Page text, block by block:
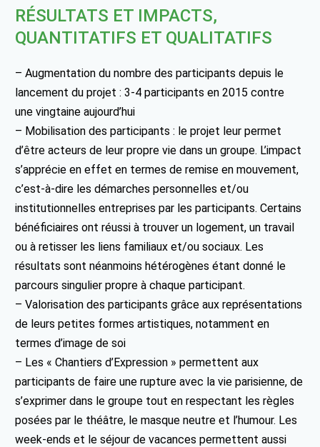
RÉSULTATS ET IMPACTS,
QUANTITATIFS ET QUALITATIFS
– Augmentation du nombre des participants depuis le
lancement du projet : 3-4 participants en 2015 contre
une vingtaine aujourd’hui
– Mobilisation des participants : le projet leur permet
d’être acteurs de leur propre vie dans un groupe. L’impact
s’apprécie en effet en termes de remise en mouvement,
c’est-à-dire les démarches personnelles et/ou
institutionnelles entreprises par les participants. Certains
bénéficiaires ont réussi à trouver un logement, un travail
ou à retisser les liens familiaux et/ou sociaux. Les
résultats sont néanmoins hétérogènes étant donné le
parcours singulier propre à chaque participant.
– Valorisation des participants grâce aux représentations
de leurs petites formes artistiques, notamment en
termes d’image de soi
– Les « Chantiers d’Expression » permettent aux
participants de faire une rupture avec la vie parisienne, de
s’exprimer dans le groupe tout en respectant les règles
posées par le théâtre, le masque neutre et l’humour. Les
week-ends et le séjour de vacances permettent aussi